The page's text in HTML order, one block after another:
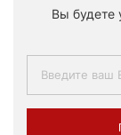
Вы будете